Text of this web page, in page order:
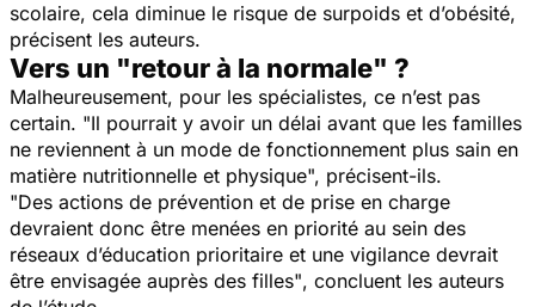
scolaire, cela diminue le risque de surpoids et d’obésité,
précisent les auteurs.
Vers un "retour à la normale" ?
Malheureusement, pour les spécialistes, ce n’est pas
certain. "Il pourrait y avoir un délai avant que les familles
ne reviennent à un mode de fonctionnement plus sain en
matière nutritionnelle et physique", précisent-ils.
"Des actions de prévention et de prise en charge
devraient donc être menées en priorité au sein des
réseaux d’éducation prioritaire et une vigilance devrait
être envisagée auprès des filles", concluent les auteurs